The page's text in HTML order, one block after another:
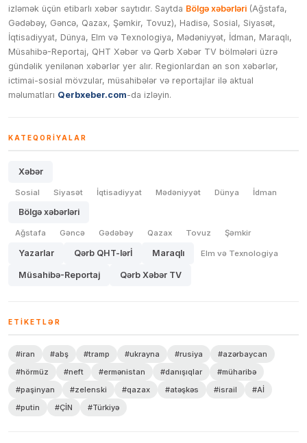
izləmək üçün etibarlı xəbər saytıdır. Saytda Bölgə xəbərləri (Ağstafa,
Gədəbəy, Gəncə, Qazax, Şəmkir, Tovuz), Hadisə, Sosial, Siyasət,
İqtisadiyyat, Dünya, Elm və Texnologiya, Mədəniyyət, İdman, Maraqlı,
Müsahibə-Reportaj, QHT Xəbər və Qərb Xəbər TV bölmələri üzrə
gündəlik yenilənən xəbərlər yer alır. Regionlardan ən son xəbərlər,
ictimai-sosial mövzular, müsahibələr və reportajlar ilə aktual
məlumatları Qerbxeber.com-da izləyin.
KATEQORIYALAR
Xəbər
Sosial Siyasət İqtisadiyyat Mədəniyyət Dünya İdman
Bölgə xəbərləri
Ağstafa Gəncə Gədəbəy Qazax Tovuz Şəmkir
Yazarlar Qərb QHT-lərİ Maraqlı Elm və Texnologiya
Müsahibə-Reportaj Qərb Xəbər TV
ETIKETLƏR
#iran #abş #tramp #ukrayna #rusiya
#azərbaycan
#hörmüz
#neft #ermənistan #danışıqlar
#müharibə
#paşinyan
#zelenski #qazax #atəşkəs #israil
#Aİ
#putin
#ÇİN #Türkiyə